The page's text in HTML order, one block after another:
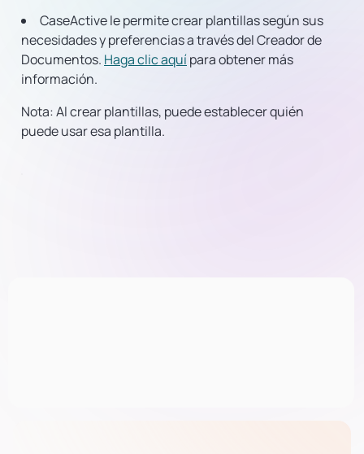
CaseActive le permite crear plantillas según sus
necesidades y preferencias a través del Creador de
Documentos. Haga clic aquípara obtener más
información.
Nota:Al crear plantillas, puede establecer quién
puede usar esa plantilla.